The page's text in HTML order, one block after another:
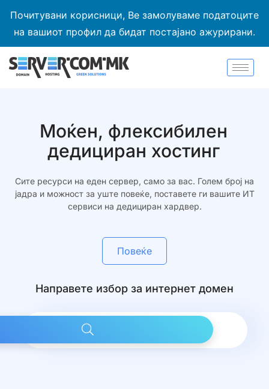
Почитувани корисници, Ве замолуваме податоците
на вашиот профил да бидат постајано ажурирани.
Моќен, флексибилен
дедициран хостинг
Сите ресурси на еден сервер, само за вас. Голем број на
јадра и можност за уште повеќе, поставете ги вашите ИТ
сервиси на дедициран хардвер.
Повеќе
Направете избор за интернет домен